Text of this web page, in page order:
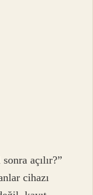
açılır?”
cihazı